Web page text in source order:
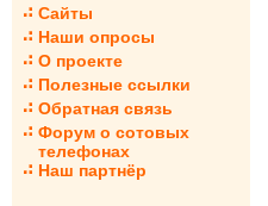
Сайты
Наши опросы
О проекте
Полезные ссылки
Обратная связь
Форум о сотовых
телефонах
Наш партнёр